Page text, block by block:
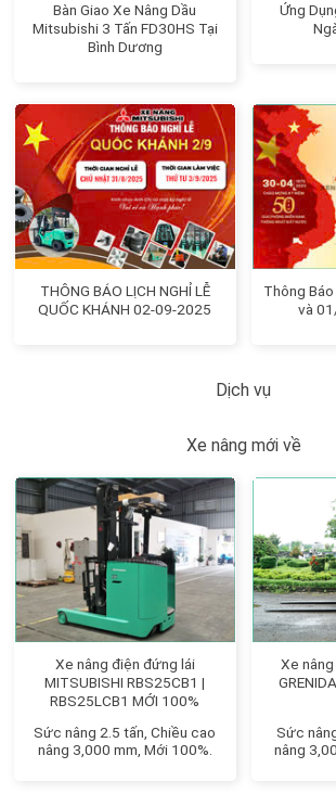
Bàn Giao Xe Nâng Dầu
Mitsubishi 3 Tấn FD30HS Tại
Bình Dương
Ứng
THÔNG BÁO LỊCH NGHỈ LỄ
QUỐC KHÁNH 02-09-2025
Thông
và
Dịch vụ
Xe nâng mới về
Xe nâng điện đứng lái
MITSUBISHI RBS25CB1 |
RBS25LCB1 MỚI 100%
Sức nâng 2.5 tấn, Chiều cao
nâng 3,000 mm, Mới 100%.
Xe nâng
Sức
nâng